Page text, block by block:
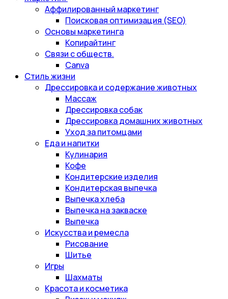
Аффилированный маркетинг
Поисковая оптимизация (SEO)
Основы маркетинга
Копирайтинг
Связи с обществ.
Canva
Стиль жизни
Дрессировка и содержание животных
Массаж
Дрессировка собак
Дрессировка домашних животных
Уход за питомцами
Еда и напитки
Кулинария
Кофе
Кондитерские изделия
Кондитерская выпечка
Выпечка хлеба
Выпечка на закваске
Выпечка
Искусства и ремесла
Рисование
Шитье
Игры
Шахматы
Красота и косметика